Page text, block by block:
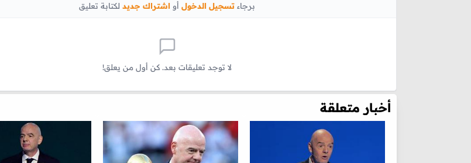
برجاء تسجيل الدخول أو اشتراك جديد لكتابة تعليق
لا توجد تعليقات بعد. كن أول من يعلق!
أخبار متعلقة